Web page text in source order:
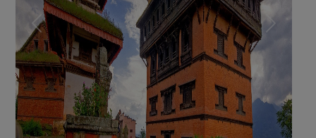
Previous Next